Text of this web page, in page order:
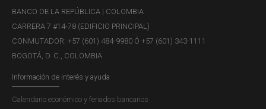
4.8 Flujo neto de inversión extranjera
directa en Colombia, según actividad
económica - Balanza de pagos
4.9 Flujo neto de inversión extranjera
origen - Balanza de pagos
BANCO DE LA REPÚBLICA | COLOMBIA
CARRERA 7 #14-78 (EDIFICIO PRINCIPAL)
CONMUTADOR: +57 (601) 484-9980 Ó +57 (601) 343-1111
BOGOTÁ, D. C., COLOMBIA
Información de interés y ayuda
Calendario económico y feriados bancarios